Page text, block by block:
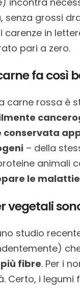
senza grossi
carenze in
pari a zero.
fa così
carne rossa è
conservata
– della
animali
le
vegetali
studio
fibre. Per i
Certo, i